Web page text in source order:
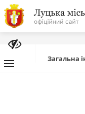
На
головну
Загальна